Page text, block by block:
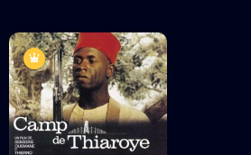
Le camp de
Thiaroye